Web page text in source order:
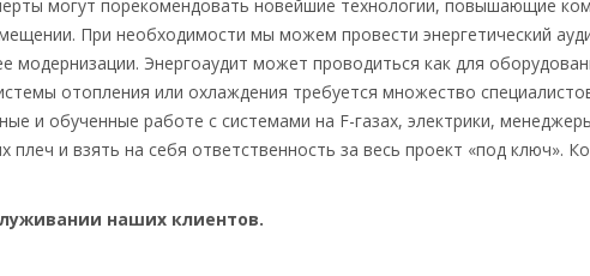
могут порекомендовать новейшие технологии, повышающие
При необходимости мы можем провести энергетический
модернизации. Энергоаудит может проводиться как для
отопления или охлаждения требуется множество
и обученные работе с системами на F-газах, электрики,
и взять на себя ответственность за весь проект «под ключ».
наших клиентов.